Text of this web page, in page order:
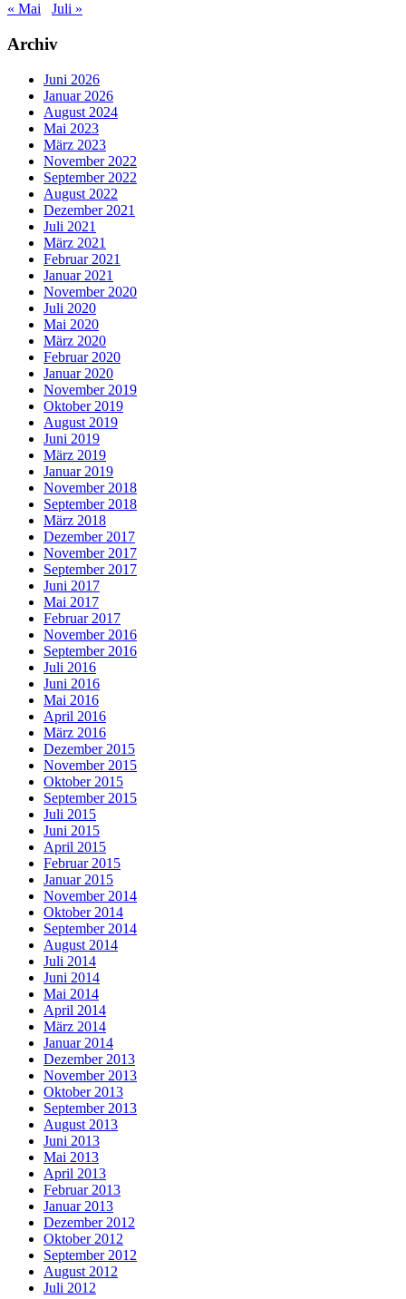
« Mai Juli »
Archiv
Juni 2026
Januar 2026
August 2024
Mai 2023
März 2023
November 2022
September 2022
August 2022
Dezember 2021
Juli 2021
März 2021
Februar 2021
Januar 2021
November 2020
Juli 2020
Mai 2020
März 2020
Februar 2020
Januar 2020
November 2019
Oktober 2019
August 2019
Juni 2019
März 2019
Januar 2019
November 2018
September 2018
März 2018
Dezember 2017
November 2017
September 2017
Juni 2017
Mai 2017
Februar 2017
November 2016
September 2016
Juli 2016
Juni 2016
Mai 2016
April 2016
März 2016
Dezember 2015
November 2015
Oktober 2015
September 2015
Juli 2015
Juni 2015
April 2015
Februar 2015
Januar 2015
November 2014
Oktober 2014
September 2014
August 2014
Juli 2014
Juni 2014
Mai 2014
April 2014
März 2014
Januar 2014
Dezember 2013
November 2013
Oktober 2013
September 2013
August 2013
Juni 2013
Mai 2013
April 2013
Februar 2013
Januar 2013
Dezember 2012
Oktober 2012
September 2012
August 2012
Juli 2012